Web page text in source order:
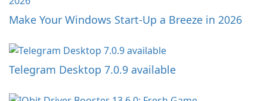
Make Your Windows Start-Up a Breeze in 2026
Telegram Desktop 7.0.9 available